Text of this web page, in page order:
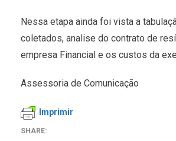
Nessa etapa ainda foi vista a
coletados, analise do contrato de
empresa Financial e os custos da
Assessoria de Comunicação
Imprimir